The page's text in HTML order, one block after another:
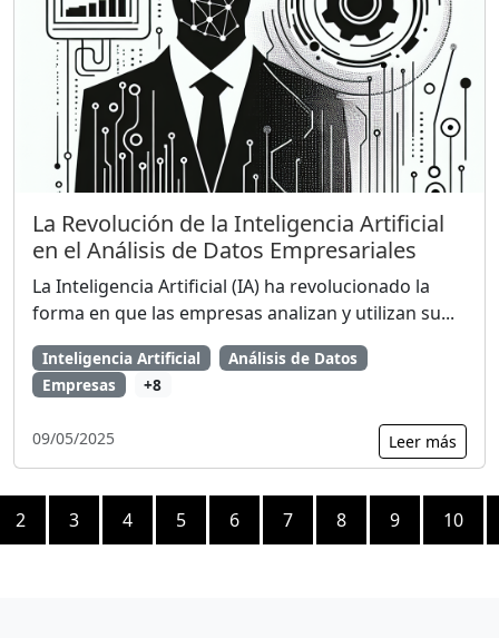
La Revolución de la Inteligencia Artificial
en el Análisis de Datos Empresariales
La Inteligencia Artificial (IA) ha revolucionado la
forma en que las empresas analizan y utilizan su...
Inteligencia Artificial
Análisis de Datos
Empresas
+8
09/05/2025 Leer más
2 3 4 5 6 7 8 9 10